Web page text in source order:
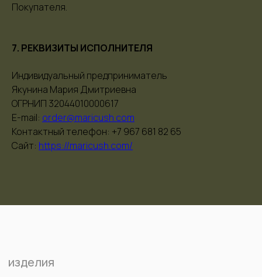
Покупателя.
7. РЕКВИЗИТЫ ИСПОЛНИТЕЛЯ
Индивидуальный предприниматель
Якунина Мария Дмитриевна
ОГРНИП 32044010000617
Е-mail: order@maricush.com
Контактный телефон: +7 967 681 82 65
Сайт: https://maricush.com/